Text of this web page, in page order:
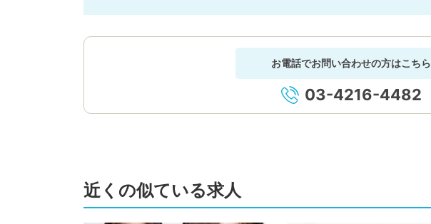
お電話でお問い合わせの方はこちら
03-4216-4482
近くの似ている求人